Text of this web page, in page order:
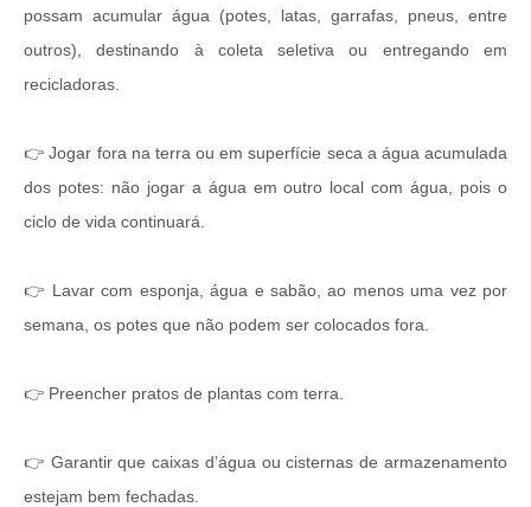
possam acumular água (potes, latas, garrafas, pneus, entre
outros), destinando à coleta seletiva ou entregando em
recicladoras.
👉 Jogar fora na terra ou em superfície seca a água acumulada
dos potes: não jogar a água em outro local com água, pois o
ciclo de vida continuará.
👉 Lavar com esponja, água e sabão, ao menos uma vez por
semana, os potes que não podem ser colocados fora.
👉 Preencher pratos de plantas com terra.
👉 Garantir que caixas d’água ou cisternas de armazenamento
estejam bem fechadas.